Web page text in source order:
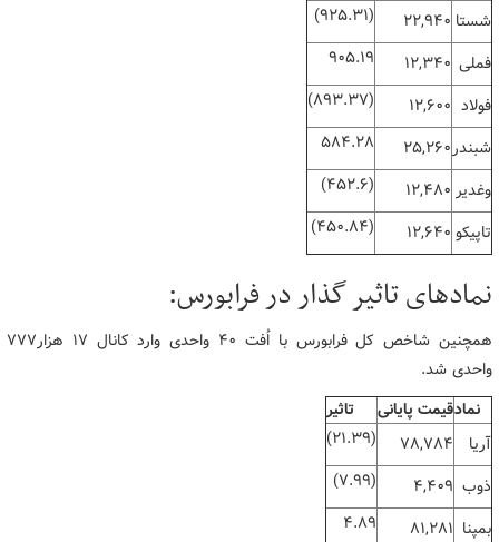
شستا 22,940
(925.31)
فملی 12,340
905.19
فولاد 12,600
(893.37)
شبندر25,260
584.28
وغدیر 12,480
(452.6)
تاپیکو 12,640
(450.84)
نمادهای تاثیر گذار در فرابورس:
همچنین شاخص کل فرابورس با اُفت ۴۰ واحدی وارد کانال ۱۷ هزار۷۷۷
واحدی شد.
نمادقیمت پایانی
تاثیر
آریا
78,784
(21.39)
ذوب 4,409
(7.99)
بمپنا 81,281
4.89